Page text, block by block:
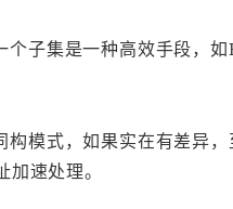
个子集是一种高效手段，
构模式，如果实在有差异
加速处理。